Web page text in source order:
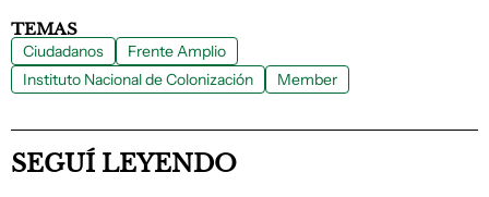
TEMAS
Ciudadanos
Frente Amplio
Instituto Nacional de Colonización
Member
SEGUÍ LEYENDO